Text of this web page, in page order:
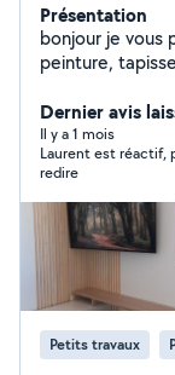
Présentation
bonjour je vous propose mes divers services jardinerie,
peinture,
vous lire ou de
Dernier avis
Il y a 1 mois
Laurent est réactif,
redire
Petits travaux